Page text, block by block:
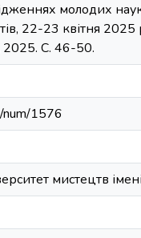
молодих
22-23 квітня
2025. С. 46-50.
num/1576
мистецтв